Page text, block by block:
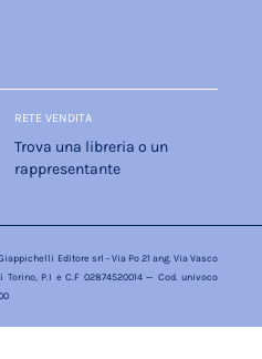
RETE VENDITA
Trova una libreria o un
rappresentante
Editore srl - Via Po 21 ang. Via Vasco
P.I e C.F 02874520014 — Cod. univoco